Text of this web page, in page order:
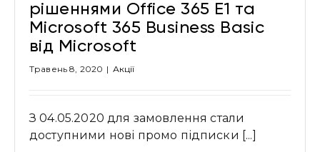
рішеннями Office 365 E1 та
Microsoft 365 Business Basic
від Microsoft
Травень 8, 2020 | Акції
З 04.05.2020 для замовлення стали
доступними нові промо підписки [...]